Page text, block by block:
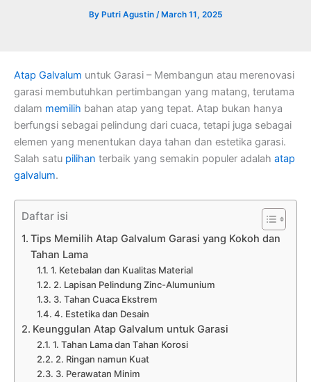
By Putri Agustin / March 11, 2025
Atap Galvalum untuk Garasi – Membangun atau merenovasi
garasi membutuhkan pertimbangan yang matang, terutama
dalam memilih bahan atap yang tepat. Atap bukan hanya
berfungsi sebagai pelindung dari cuaca, tetapi juga sebagai
elemen yang menentukan daya tahan dan estetika garasi.
Salah satu pilihan terbaik yang semakin populer adalah atap
galvalum.
Daftar isi
Tips Memilih Atap Galvalum Garasi yang Kokoh dan
Tahan Lama
1. Ketebalan dan Kualitas Material
2. Lapisan Pelindung Zinc-Alumunium
3. Tahan Cuaca Ekstrem
4. Estetika dan Desain
Keunggulan Atap Galvalum untuk Garasi
1. Tahan Lama dan Tahan Korosi
2. Ringan namun Kuat
3. Perawatan Minim